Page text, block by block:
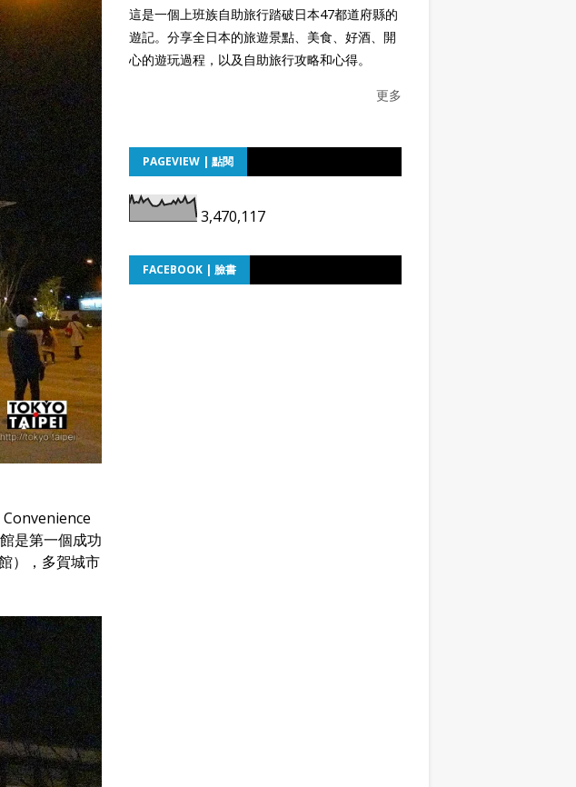
是第一個成功
），多賀城市
這是一個上班族自助旅行踏破日本47都道府縣的
遊記。分享全日本的旅遊景點、美食、好酒、開
心的遊玩過程，以及自助旅行攻略和心得。
更多
PAGEVIEW | 點閱
3,470,117
FACEBOOK | 臉書